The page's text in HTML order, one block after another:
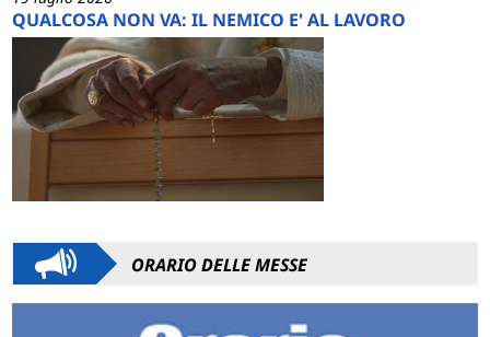
QUALCOSA NON VA: IL NEMICO E' AL LAVORO
ORARIO DELLE MESSE